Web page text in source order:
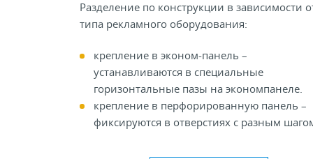
Разделение по конструкции в зависимости
типа рекламного оборудования:
крепление в эконом-панель –
устанавливаются в специальные
горизонтальные пазы на экономпанеле.
крепление в перфорированную панель –
фиксируются в отверстиях с разным